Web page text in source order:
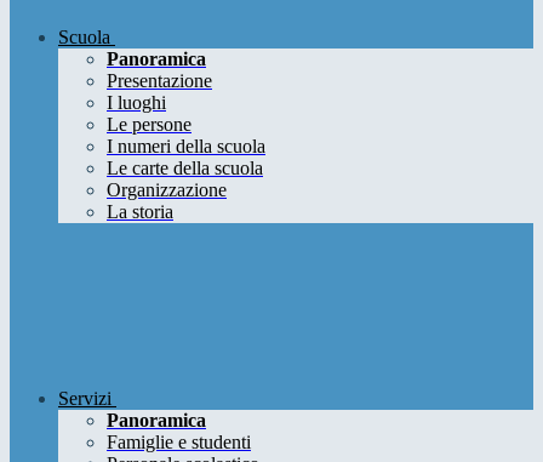
Scuola
Panoramica
Presentazione
I luoghi
Le persone
I numeri della scuola
Le carte della scuola
Organizzazione
La storia
Servizi
Panoramica
Famiglie e studenti